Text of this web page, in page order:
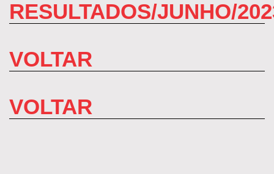
RESULTADOS/JUNHO/
VOLTAR
VOLTAR